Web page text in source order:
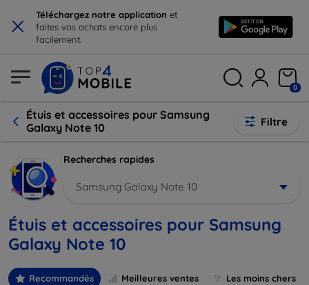
× Téléchargez notre application et
faites vos achats encore plus
facilement.
0
Étuis et accessoires pour Samsung
Galaxy Note 10
Filtre
Recherches rapides
Samsung Galaxy Note 10
Étuis et accessoires pour Samsung
Galaxy Note 10
Recommandés Meilleures ventes Les moins chers